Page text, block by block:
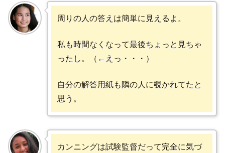
周りの人の答えは簡単に見えるよ。
私も時間なくなって最後ちょっと見ちゃ
ったし。（←えっ・・・）
自分の解答用紙も隣の人に覗かれてたと
思う。
カンニングは試験監督だって完全に気づ